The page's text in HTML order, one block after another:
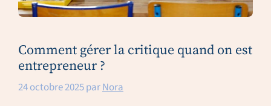
Comment gérer la critique quand on est
entrepreneur ?
24 octobre 2025parNora